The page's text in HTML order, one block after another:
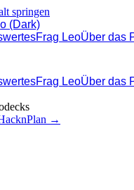
springen
Frag LeoÜber das
Frag LeoÜber das
zum benachbarten
→